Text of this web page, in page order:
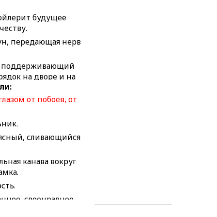
будущее
передающая нерв
поддерживающий
на дворе и на
значительный и
поток.
который приехал
года назад.
американец.
альтернативных
истины для
от побоев, от
сливающийся
канава вокруг
своенравное